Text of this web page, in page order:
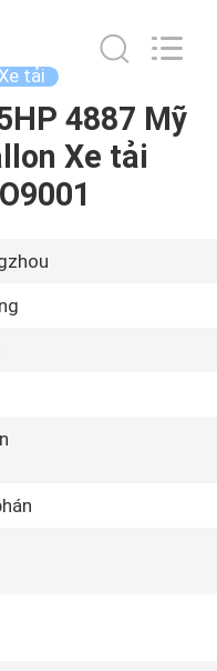
tải
4887 Mỹ
Xe tải